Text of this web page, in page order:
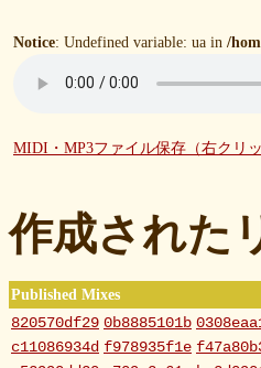
Notice: Undefined variable: ua in /
MIDI・MP3ファイル保存（右クリ
作成された
Published Mixes
820570df29 0b8885101b
c11086934d f978935f1e